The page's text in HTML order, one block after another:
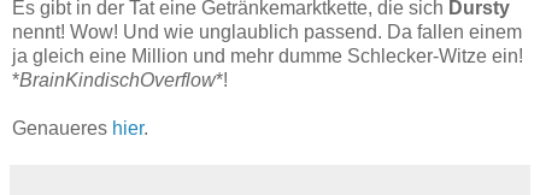
Es gibt in der Tat eine Getränkemarktkette, die sich Dursty
nennt! Wow! Und wie unglaublich passend. Da fallen einem
ja gleich eine Million und mehr dumme Schlecker-Witze ein!
*BrainKindischOverflow*!
Genaueres hier.